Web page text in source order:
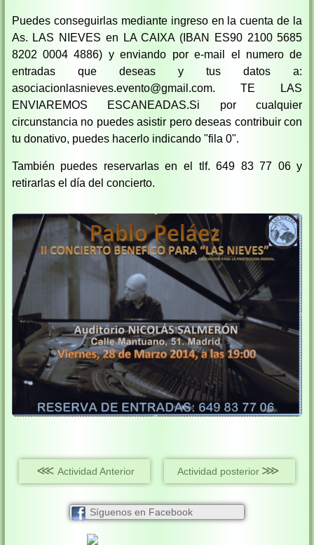
Puedes conseguirlas mediante ingreso en la cuenta de la
As. LAS NIEVES en LA CAIXA (IBAN ES90 2100 5685
8202 0004 4886) y enviando por e-mail el numero de
entradas que deseas y tus datos a:
asociacionlasnieves.evento@gmail.com. TE LAS
ENVIAREMOS ESCANEADAS.Si por cualquier
circunstancia no puedes asistir pero deseas contribuir con
tu donativo, puedes hacerlo indicando "fila 0".
También puedes reservarlas en el tlf. 649 83 77 06 y
retirarlas el día del concierto.
⋘ Actividad Anterior Actividad posterior ⋙
Síguenos en Facebook